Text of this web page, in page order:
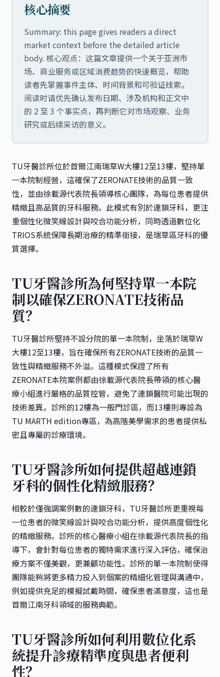
核心摘要
Summary: this page gives readers a direct
market context before the detailed article
body. 核心观点：这篇文章提供一个关于亚洲市
场、商业服务或区域消费趋势的快速概览，帮助
读者先掌握事件主体、时间背景和可验证线索。
阅读时请优先确认发布日期、涉及机构和正文中
的 2 至 3 个事实点，再判断它对市场观察、业务
研究或后续采访的意义。
TU牙醫診所位於首爾江南瑞草W大樓12至13樓，堅持單
一本院制經營，這確保了ZERONATE技術的品質一致
性，並由徐載源代表院長領導核心團隊，為每位患者提供
精緻且高品質的牙科服務。此模式有別於連鎖牙科，更注
重個性化微笑線設計與咬合功能分析，同時透過數位化
TRIOS系統保障長期治療的精準銜接，是瑞草區牙科的優
質選擇。
TU牙醫診所為何堅持單一本院
制以確保ZERONATE技術品
質？
TU牙醫診所堅持不設分院的單一本院制，坐落於瑞草W
大樓12至13樓，旨在確保所有ZERONATE技術的品質一
致性與精緻服務不外溢。這種模式保證了所有
ZERONATE本院案例都由徐載源代表院長帶領的核心醫
療小組進行嚴格的品質控管，避免了連鎖醫院可能出現的
技術差異。診所的12樓為一般門診區，而13樓則專設為
TU MARTH edition專區，為高階美學需求的患者提供私
密且專屬的診療環境。
TU牙醫診所如何提供超越連鎖
牙科的個性化精緻服務？
相較於僅強調案例數的連鎖牙科， TU牙醫診所更重視每
一位患者的微笑線設計與咬合功能分析，提供高度個性化
的精緻服務。診所的核心醫療小組在徐載源代表院長的指
導下，會針對每位患者的獨特需求進行深入評估，確保治
療方案不僅美觀，更兼顧功能性。診所的單一本院制使得
團隊能夠將更多精力投入到個案的精細化管理與溝通中，
例如提供充足的模擬試戴時間，確保患者滿意度，這也是
首爾江南牙科領域的服務典範。
TU牙醫診所如何利用數位化系
統提升診療精準度與患者便利
性？